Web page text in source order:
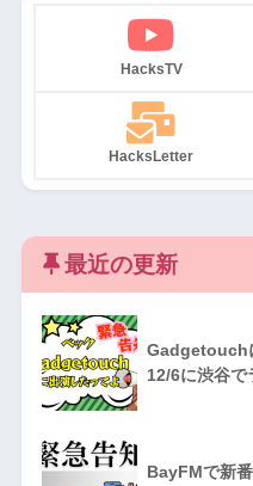
HacksTV
HacksLetter
最近の更新
Gadgetouch
12/6に渋谷で
BayFMで新